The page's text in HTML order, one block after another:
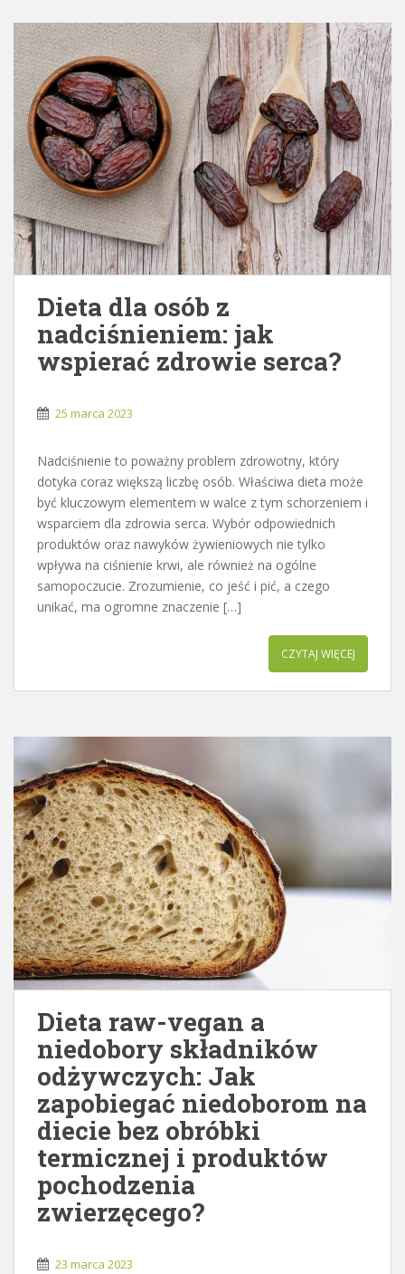
Dieta dla osób z
nadciśnieniem: jak
wspierać zdrowie serca?
25 marca 2023
Nadciśnienie to poważny problem zdrowotny, który
dotyka coraz większą liczbę osób. Właściwa dieta może
być kluczowym elementem w walce z tym schorzeniem i
wsparciem dla zdrowia serca. Wybór odpowiednich
produktów oraz nawyków żywieniowych nie tylko
wpływa na ciśnienie krwi, ale również na ogólne
samopoczucie. Zrozumienie, co jeść i pić, a czego
unikać, ma ogromne znaczenie […]
CZYTAJ WIĘCEJ
Dieta raw-vegan a
niedobory składników
odżywczych: Jak
zapobiegać niedoborom na
diecie bez obróbki
termicznej i produktów
pochodzenia
zwierzęcego?
23 marca 2023